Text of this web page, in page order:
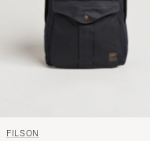
FILSON